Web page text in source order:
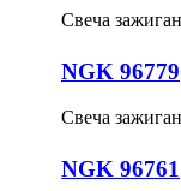
Свеча
NGK 96779
Свеча
NGK 96761